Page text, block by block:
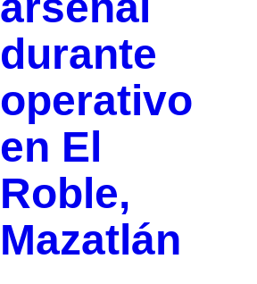
durante
operativo
en El
Roble,
Mazatlán